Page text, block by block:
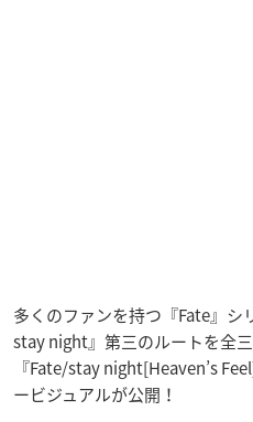
多くのファンを持つ『Fate』
stay night』第三のルートを全
『Fate/stay night[Heaven’s
ービジュアルが公開！